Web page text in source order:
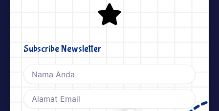
Subscribe Newsletter